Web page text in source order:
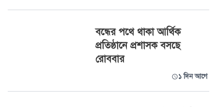
বন্ধের পথে থাকা আর্থিক
প্রতিষ্ঠানে প্রশাসক বসছে
রোববার
১ দিন আগে